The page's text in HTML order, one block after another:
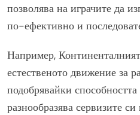
позволява на играчите да
по-ефективно и
Например,
естественото движение за
подобрявайки
разнообразява сервизите